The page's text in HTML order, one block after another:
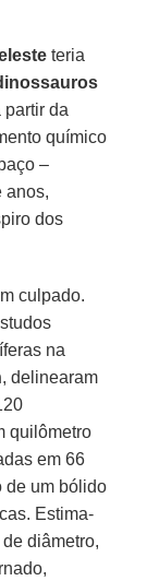
teria
partir da
químico
–
anos,
dos
culpado.
na
, delinearam
quilômetro
em 66
de um bólido
Estima-
diâmetro,